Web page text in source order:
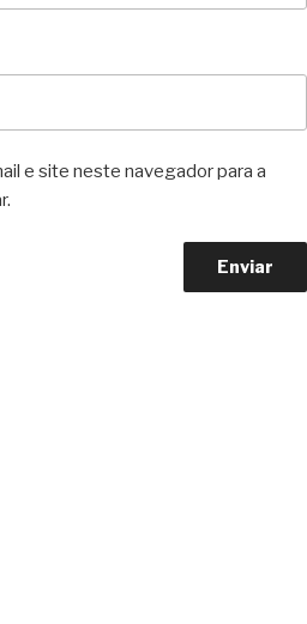
e site neste navegador para a